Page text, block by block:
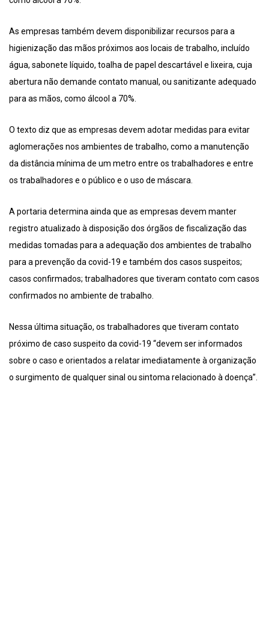
As empresas também devem disponibilizar recursos para a
higienização das mãos próximos aos locais de trabalho, incluído
água, sabonete líquido, toalha de papel descartável e lixeira, cuja
abertura não demande contato manual, ou sanitizante adequado
para as mãos, como álcool a 70%.
O texto diz que as empresas devem adotar medidas para evitar
aglomerações nos ambientes de trabalho, como a manutenção
da distância mínima de um metro entre os trabalhadores e entre
os trabalhadores e o público e o uso de máscara.
A portaria determina ainda que as empresas devem manter
registro atualizado à disposição dos órgãos de fiscalização das
medidas tomadas para a adequação dos ambientes de trabalho
para a prevenção da covid-19 e também dos casos suspeitos;
casos confirmados; trabalhadores que tiveram contato com casos
confirmados no ambiente de trabalho.
Nessa última situação, os trabalhadores que tiveram contato
próximo de caso suspeito da covid-19 “devem ser informados
sobre o caso e orientados a relatar imediatamente à organização
o surgimento de qualquer sinal ou sintoma relacionado à doença”.